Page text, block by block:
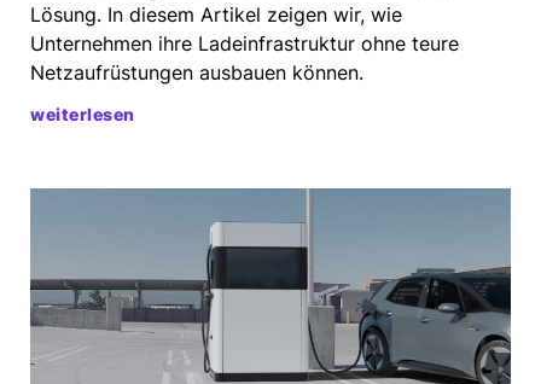
Lösung. In diesem Artikel zeigen wir, wie
Unternehmen ihre Ladeinfrastruktur ohne teure
Netzaufrüstungen ausbauen können.
weiterlesen